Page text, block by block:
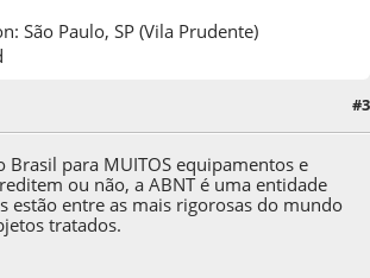
São Paulo, SP (Vila Prudente)
#3
Brasil para MUITOS equipamentos e
ou não, a ABNT é uma entidade
estão entre as mais rigorosas do mundo
tratados.